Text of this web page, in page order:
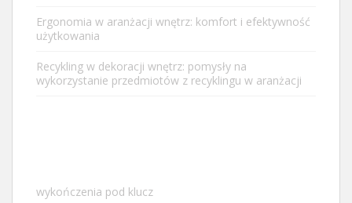
Ergonomia w aranżacji wnętrz: komfort i efektywność
użytkowania
Recykling w dekoracji wnętrz: pomysły na
wykorzystanie przedmiotów z recyklingu w aranżacji
wykończenia pod klucz